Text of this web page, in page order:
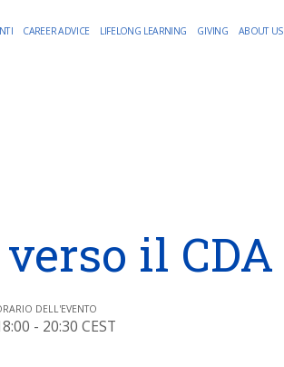
CAREER ADVICE LIFELONG LEARNING GIVING ABOUT US
il CDA
DELL'EVENTO
- 20:30 CEST